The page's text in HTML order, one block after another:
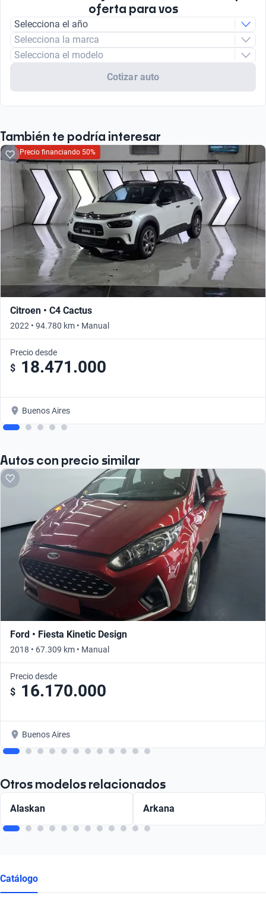
oferta para vos
Selecciona el año
Selecciona la marca
Selecciona el modelo
Cotizar auto
También te podría interesar
Precio financiando 50%
Citroen • C4 Cactus
2022 • 94.780 km • Manual
Precio desde
$ 18.471.000
Buenos Aires
Autos con precio similar
Ford • Fiesta Kinetic Design
2018 • 67.309 km • Manual
Precio desde
$ 16.170.000
Buenos Aires
Otros modelos relacionados
Alaskan Arkana
Catálogo